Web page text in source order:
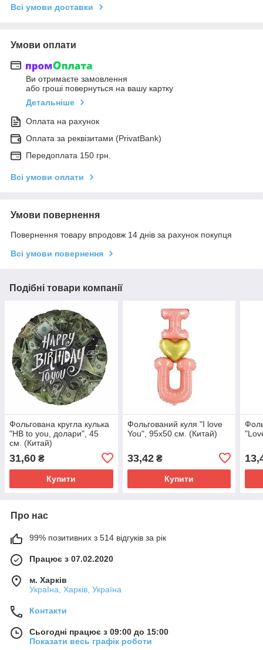
Всі умови доставки
Умови оплати
Ви отримаєте замовлення
або гроші повернуться на вашу картку
Детальніше
Оплата на рахунок
Оплата за реквізитами (PrivatBank)
Передоплата 150 грн.
Всі умови оплати
Умови повернення
Повернення товару впродовж 14 днів за рахунок покупця
Всі умови повернення
Подібні товари компанії
Фольгована кругла кулька
"HB to you, долари", 45
см. (Китай)
31,60 ₴
Купити
Фольгований куля "I love
You", 95х50 см. (Китай)
33,42₴
Купити
Про нас
99% позитивних з 514 відгуків за рік
Працює з 07.02.2020
м. Харків
УкраІна, Харків, Україна
Контакти
Сьогодні працює з 09:00 до 15:00
Показати весь графік роботи